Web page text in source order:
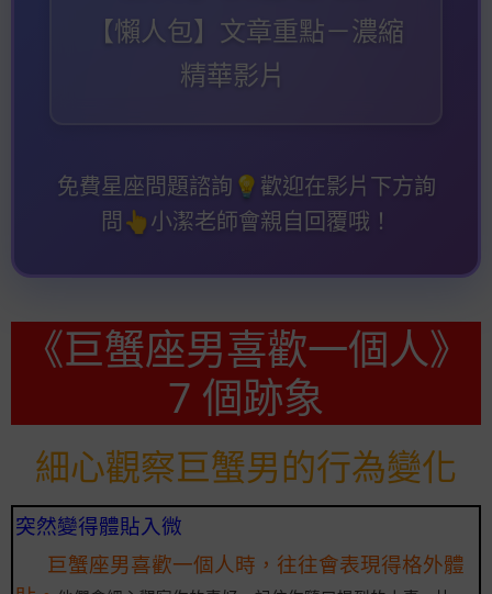
【懶人包】文章重點－濃縮
精華影片
免費星座問題諮詢 💡️ 歡迎在影片下方詢
問 👆️小潔老師會親自回覆哦！
《巨蟹座男喜歡一個人》
7 個跡象
細心觀察巨蟹男的行為變化
突然變得體貼入微
巨蟹座男喜歡一個人時，往往會表現得格外體